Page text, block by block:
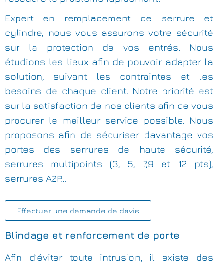
Expert en remplacement de serrure et
cylindre, nous vous assurons votre sécurité
sur la protection de vos entrés. Nous
étudions les lieux afin de pouvoir adapter la
solution, suivant les contraintes et les
besoins de chaque client. Notre priorité est
sur la satisfaction de nos clients afin de vous
procurer le meilleur service possible. Nous
proposons afin de sécuriser davantage vos
portes des serrures de haute sécurité,
serrures multipoints (3, 5, 7,9 et 12 pts),
serrures A2P…
Effectuer une demande de devis
Blindage et renforcement de porte
Afin d’éviter toute intrusion, il existe des